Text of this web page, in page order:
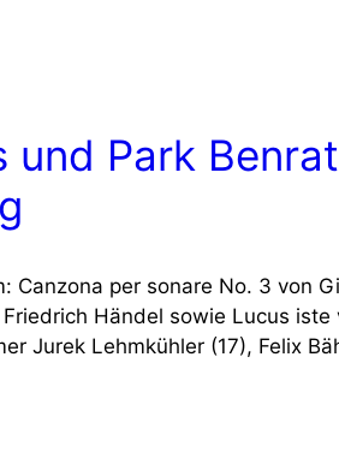
Park
per sonare No. 3 von
Händel sowie Lucus iste
Jurek Lehmkühler (17), Felix